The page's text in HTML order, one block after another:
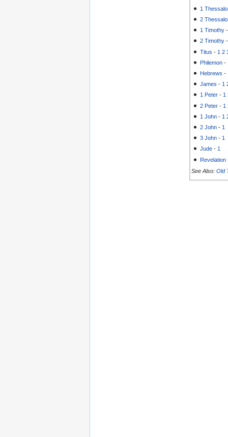
1
2
1 Timothy
2 Timothy
Titus - 1 2
Philemon -
Hebrews -
James - 1
1 Peter - 1
2 Peter - 1
1 John - 1
2 John - 1
3 John - 1
Jude - 1
Revelation
See Also: Old